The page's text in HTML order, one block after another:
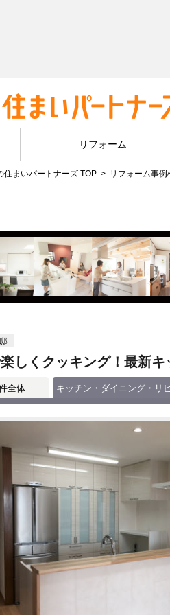
リフォーム
住まいパートナーズ TOP リフォーム事例
しくクッキング！最新キ
全体 キッチン・ダイニング・リ